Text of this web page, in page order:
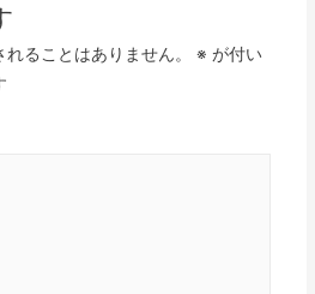
ることはありません。 ※ が付い